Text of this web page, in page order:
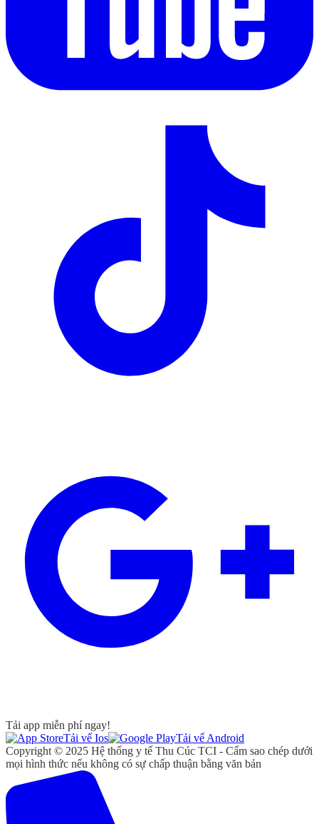
Tải app miễn phí ngay!
Tải vể Ios
Tải vể Android
Copyright © 2025 Hệ thống y tế Thu Cúc TCI - Cấm sao chép dưới
mọi hình thức nếu không có sự chấp thuận bằng văn bản